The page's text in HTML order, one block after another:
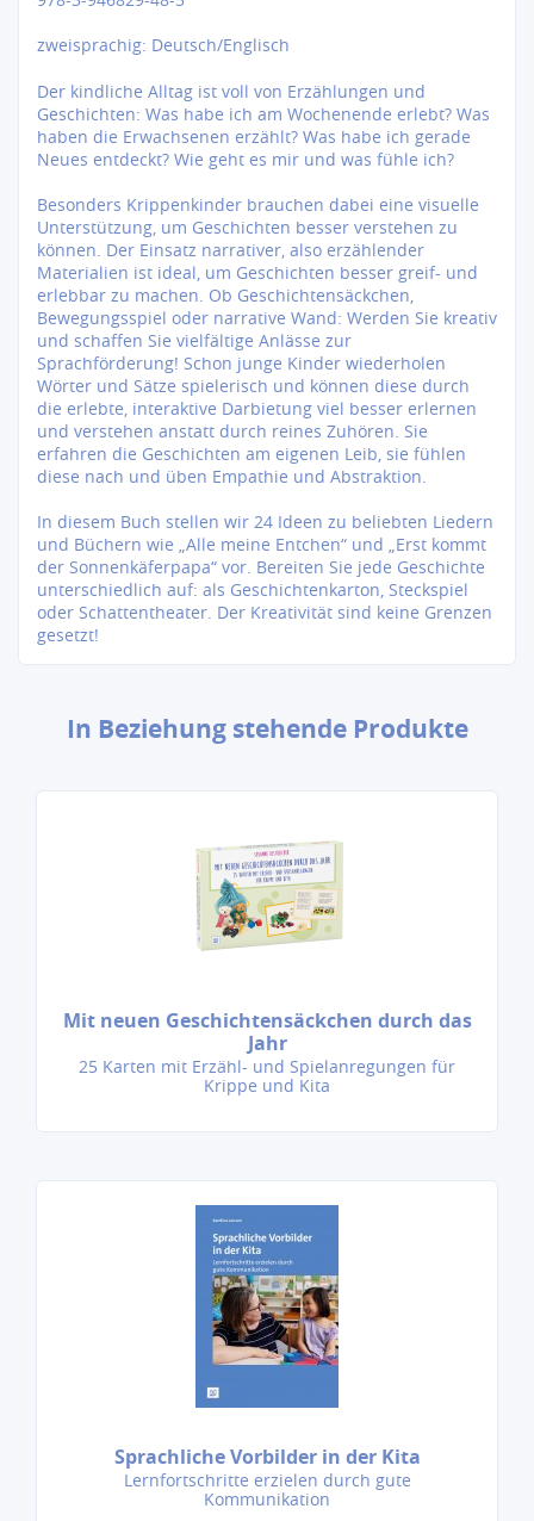
zweisprachig: Deutsch/Englisch
Der kindliche Alltag ist voll von Erzählungen und
Geschichten: Was habe ich am Wochenende erlebt? Was
haben die Erwachsenen erzählt? Was habe ich gerade
Neues entdeckt? Wie geht es mir und was fühle ich?
Besonders Krippenkinder brauchen dabei eine visuelle
Unterstützung, um Geschichten besser verstehen zu
können. Der Einsatz narrativer, also erzählender
Materialien ist ideal, um Geschichten besser greif- und
erlebbar zu machen. Ob Geschichtensäckchen,
Bewegungsspiel oder narrative Wand: Werden Sie kreativ
und schaffen Sie vielfältige Anlässe zur
Sprachförderung! Schon junge Kinder wiederholen
Wörter und Sätze spielerisch und können diese durch
die erlebte, interaktive Darbietung viel besser erlernen
und verstehen anstatt durch reines Zuhören. Sie
erfahren die Geschichten am eigenen Leib, sie fühlen
diese nach und üben Empathie und Abstraktion.
In diesem Buch stellen wir 24 Ideen zu beliebten Liedern
und Büchern wie „Alle meine Entchen“ und „Erst kommt
der Sonnenkäferpapa“ vor. Bereiten Sie jede Geschichte
unterschiedlich auf: als Geschichtenkarton, Steckspiel
oder Schattentheater. Der Kreativität sind keine Grenzen
gesetzt!
In Beziehung stehende Produkte
Mit neuen Geschichtensäckchen durch das
Jahr
25 Karten mit Erzähl- und Spielanregungen für
Krippe und Kita
Sprachliche Vorbilder in der Kita
Lernfortschritte erzielen durch gute
Kommunikation